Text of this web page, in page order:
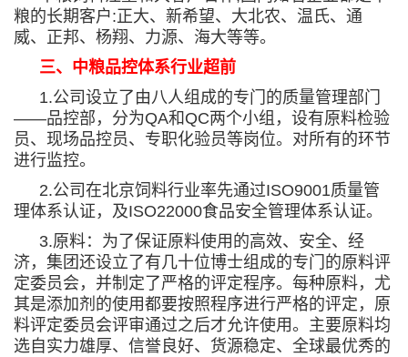
粮的长期客户:正大、新希望、大北农、温氏、通
威、正邦、杨翔、力源、海大等等。
三、中粮品控体系行业超前
1.公司设立了由八人组成的专门的质量管理部门
——品控部，分为QA和 QC两个小组，设有原料检验
员、现场品控员、专职化验员等岗位。对所有的环节
进行监控。
2.公司在北京饲料行业率先通过ISO9001质量管
理体系认证，及ISO22000食品安全管理体系认证。
3.原料：为了保证原料使用的高效、安全、经
济，集团还设立了有几十位博士组成的专门的原料评
定委员会，并制定了严格的评定程序。每种原料，尤
其是添加剂的使用都要按照程序进行严格的评定，原
料评定委员会评审通过之后才允许使用。主要原料均
选自实力雄厚、信誉良好、货源稳定、全球最优秀的